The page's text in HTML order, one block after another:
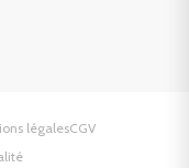
légalesCGV